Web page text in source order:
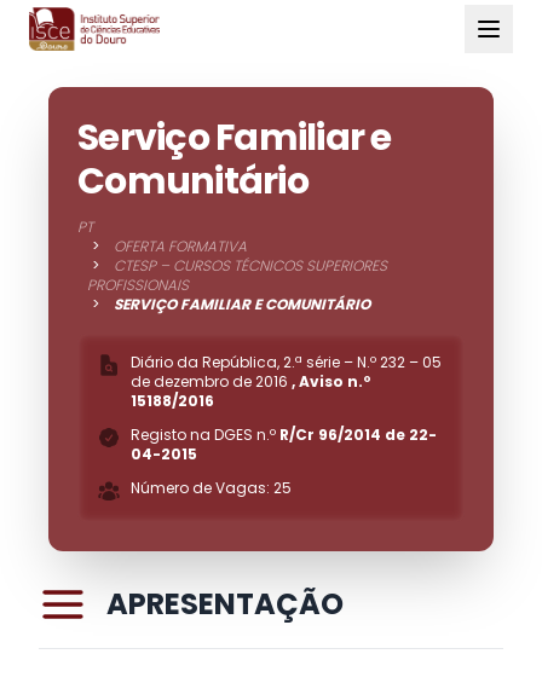
Serviço Familiar e
Comunitário
PT
>
OFERTA FORMATIVA
>
CTESP – CURSOS TÉCNICOS SUPERIORES
PROFISSIONAIS
>
SERVIÇO FAMILIAR E COMUNITÁRIO
Diário da República, 2.ª série – N.º 232 – 05
de dezembro de 2016 , Aviso n.º
15188/2016
Registo na DGES n.º R/Cr 96/2014 de 22-
04-2015
Número de Vagas: 25
APRESENTAÇÃO